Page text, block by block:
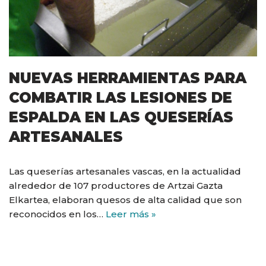
NUEVAS HERRAMIENTAS PARA
COMBATIR LAS LESIONES DE
ESPALDA EN LAS QUESERÍAS
ARTESANALES
Las queserías artesanales vascas, en la actualidad
alrededor de 107 productores de Artzai Gazta
Elkartea, elaboran quesos de alta calidad que son
reconocidos en los… Leer más »